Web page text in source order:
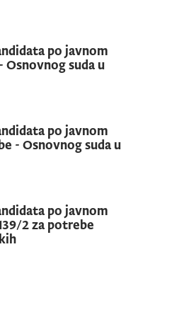
izradu
pisanog testa
koja se odnose na
ustavnog sistema,
načina rada i
način što bira jedan od
po javnom
Osnovnog suda u
po javnom
- Osnovnog suda u
po javnom
2 za potrebe